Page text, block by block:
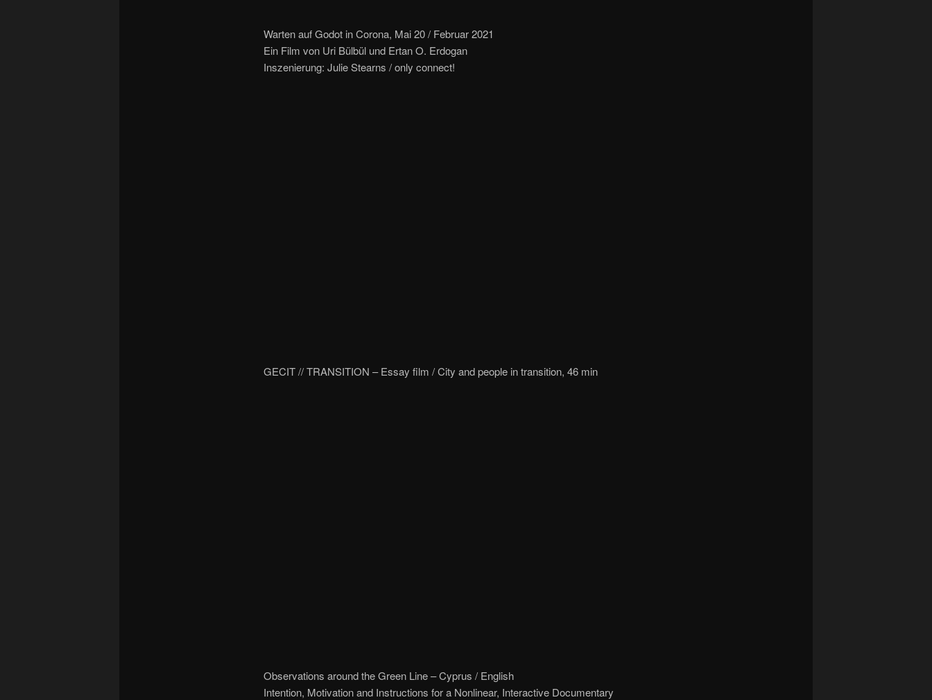
Warten auf Godot in Corona, Mai 20 / Februar 2021
Ein Film von Uri Bülbül und Ertan O. Erdogan
Inszenierung: Julie Stearns / only connect!
GECIT // TRANSITION – Essay film / City and people in transition, 46 min
Observations around the Green Line – Cyprus / English
Intention, Motivation and Instructions for a Nonlinear, Interactive Documentary